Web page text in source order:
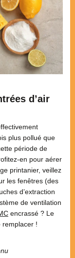
d’air
plus pollué que
période de
en pour aérer
printanier, veillez
les fenêtres (des
d’extraction
de ventilation
encrassé ? Le
remplacer !